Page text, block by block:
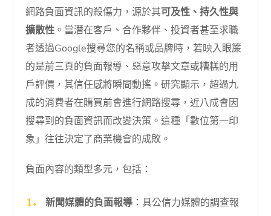
網路負面資訊的殺傷力，源於其可及性、持久性與
擴散性 。當潛在客戶、合作夥伴、投資者甚至求職
者透過Google搜尋您的名稱或品牌時，若映入眼簾
的是前三頁的負面報導、惡意攻擊文章或糟糕的用
戶評價，其信任感將瞬間動搖。研究顯示，超過九
成的消費者在購買前會進行網路搜尋，近八成會因
搜尋到的負面資訊而改變決策。這種「數位第一印
象」往往決定了商業機會的成敗。
負面內容的類型多元，包括：
新聞媒體的負面報導：具公信力媒體的調查報